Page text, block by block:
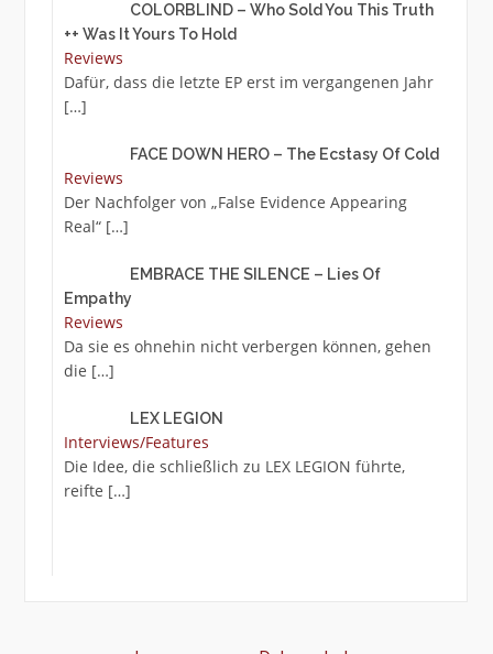
COLORBLIND – Who Sold You This Truth
++ Was It Yours To Hold
Reviews
Dafür, dass die letzte EP erst im vergangenen Jahr
[…]
FACE DOWN HERO – The Ecstasy Of Cold
Reviews
Der Nachfolger von „False Evidence Appearing
Real“ […]
EMBRACE THE SILENCE – Lies Of
Empathy
Reviews
Da sie es ohnehin nicht verbergen können, gehen
die […]
LEX LEGION
Interviews/Features
Die Idee, die schließlich zu LEX LEGION führte,
reifte […]